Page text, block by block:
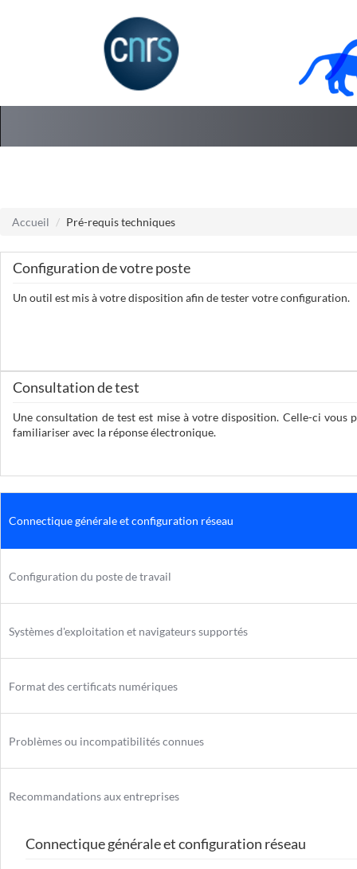
Accueil Pré-requis techniques
Configuration de votre poste
Un outil est mis à votre disposition afin de tester votre configuration.
Consultation de test
Une consultation de test est mise à votre disposition. Celle-ci
familiariser avec la réponse électronique.
Connectique générale et configuration réseau
Configuration du poste de travail
Systèmes d'exploitation et navigateurs supportés
Format des certificats numériques
Problèmes ou incompatibilités connues
Recommandations aux entreprises
Connectique générale et configuration réseau